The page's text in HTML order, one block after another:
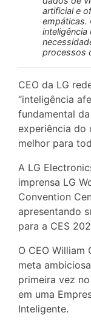
artificial e
empáticas.
inteligência
processos
CEO da LG
“inteligência
fundamental
experiência do
melhor para
A LG
imprensa LG
Convention
apresentando
para a CES
O CEO
meta
primeira vez
em uma
Inteligente.